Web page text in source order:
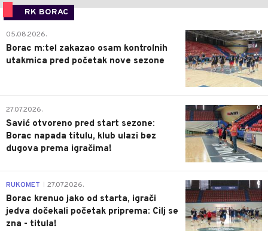
RK BORAC
0
05.08.2026.
Borac m:tel zakazao osam kontrolnih
utakmica pred početak nove sezone
0
27.07.2026.
Savić otvoreno pred start sezone:
Borac napada titulu, klub ulazi bez
dugova prema igračima!
0
RUKOMET 27.07.2026.
Borac krenuo jako od starta, igrači
jedva dočekali početak priprema: Cilj se
zna - titula!